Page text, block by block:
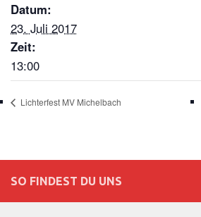
Datum:
23. Juli 2017
Zeit:
13:00
Lichterfest MV Michelbach
SO FINDEST DU UNS